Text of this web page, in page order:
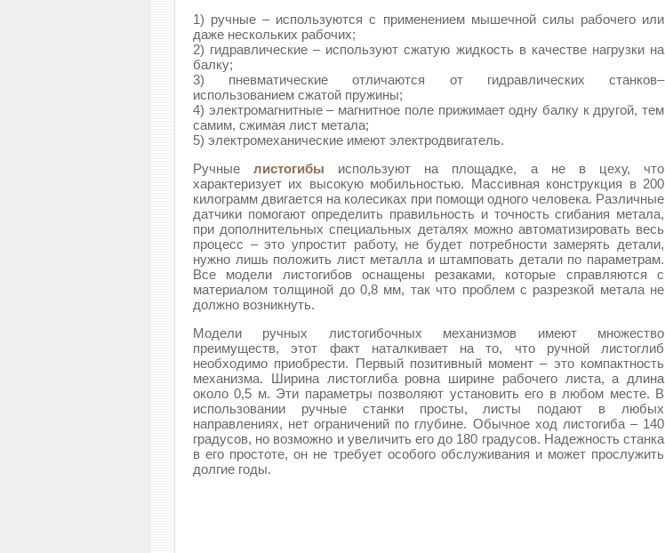
1) ручные – используются с применением мышечной силы рабочего или
даже нескольких рабочих;
2) гидравлические – используют сжатую жидкость в качестве нагрузки на
балку;
3) пневматические отличаются от гидравлических станков–
использованием сжатой пружины;
4) электромагнитные – магнитное поле прижимает одну балку к другой, тем
самим, сжимая лист метала;
5) электромеханические имеют электродвигатель.
Ручныелистогибы используют на площадке, а не в цеху, что
характеризует их высокую мобильностью. Массивная конструкция в 200
килограмм двигается на колесиках при помощи одного человека. Различные
датчики помогают определить правильность и точность сгибания метала,
при дополнительных специальных деталях можно автоматизировать весь
процесс – это упростит работу, не будет потребности замерять детали,
нужно лишь положить лист металла и штамповать детали по параметрам.
Все модели листогибов оснащены резаками, которые справляются с
материалом толщиной до 0,8 мм, так что проблем с разрезкой метала не
должно возникнуть.
Модели ручных листогибочных механизмов имеют множество
преимуществ, этот факт наталкивает на то, что ручной листоглиб
необходимо приобрести. Первый позитивный момент – это компактность
механизма. Ширина листоглиба ровна ширине рабочего листа, а длина
около 0,5 м. Эти параметры позволяют установить его в любом месте. В
использовании ручные станки просты, листы подают в любых
направлениях, нет ограничений по глубине. Обычное ход листогиба – 140
градусов, но возможно и увеличить его до 180 градусов. Надежность станка
в его простоте, он не требует особого обслуживания и может прослужить
долгие годы.